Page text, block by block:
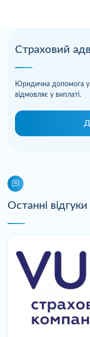
Страховий
Юридична допомога у
відмовляє у виплаті.
Останні відгуки